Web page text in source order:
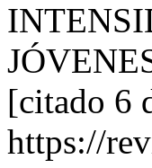
[citado 6
https://